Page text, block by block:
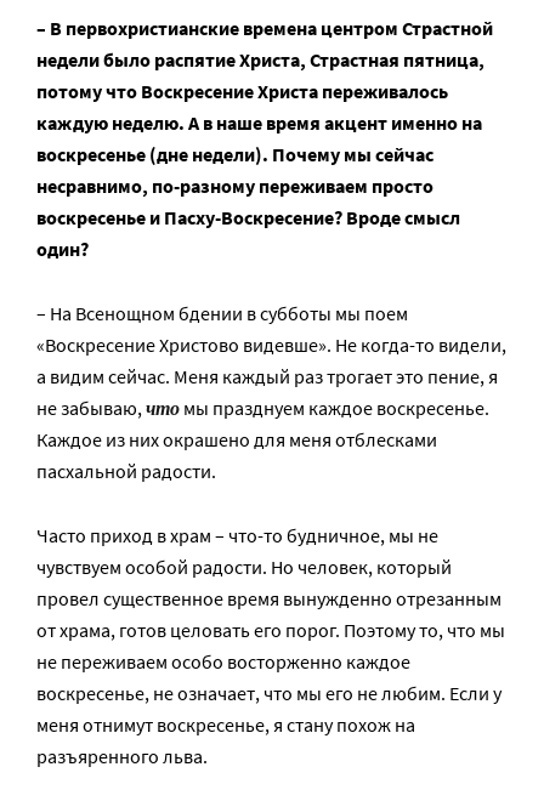
– В первохристианские времена центром Страстной
недели было распятие Христа, Страстная пятница,
потому что Воскресение Христа переживалось
каждую неделю. А в наше время акцент именно на
воскресенье (дне недели). Почему мы сейчас
несравнимо, по-разному переживаем просто
воскресенье и Пасху-Воскресение? Вроде смысл
один?
– На Всенощном бдении в субботы мы поем
«Воскресение Христово видевше». Не когда-то видели,
а видим сейчас. Меня каждый раз трогает это пение, я
не забываю,что мы празднуем каждое воскресенье.
Каждое из них окрашено для меня отблесками
пасхальной радости.
Часто приход в храм – что-то будничное, мы не
чувствуем особой радости. Но человек, который
провел существенное время вынужденно отрезанным
от храма, готов целовать его порог. Поэтому то, что мы
не переживаем особо восторженно каждое
воскресенье, не означает, что мы его не любим. Если у
меня отнимут воскресенье, я стану похож на
разъяренного льва.